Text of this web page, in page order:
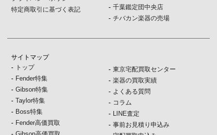
特定商取引に基づく表記
- 千葉鑑定団中央店
- チバカン楽器の売場
サイトマップ
- トップ
- Fender特集
-Gibson特集
-Taylor特集
- Boss特集
- Fender高価買取
- 東京宅配買取センター
- 楽器の買取実績
- よくある質問
- コラム
- LINE査定
- 事前お見積り申込み